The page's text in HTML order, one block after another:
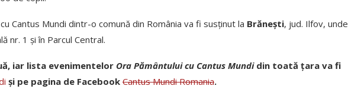
Cantus Mundi dintr-o comună din România va fi susținut la Brănești, jud. Ilfov, unde
nr. 1 și în Parcul Central.
iar lista evenimentelor Ora Pământului cu Cantus Mundidin toată țara va fi
și pe pagina de Facebook Cantus Mundi Romania.